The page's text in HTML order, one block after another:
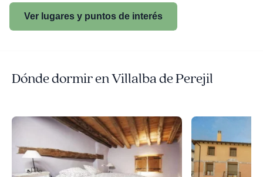
Ver lugares y puntos de interés
Dónde dormir en Villalba de Perejil